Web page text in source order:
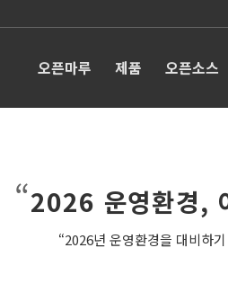
오픈마루 제품 오픈소스
“2026 운영환경,
“2026년 운영환경을 대비하